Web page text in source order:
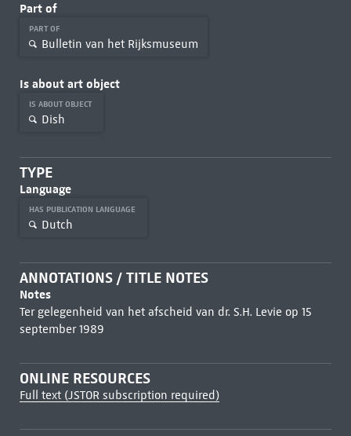
Part of
PART OF
Bulletin van het Rijksmuseum
Is about art object
IS ABOUT OBJECT
Dish
TYPE
Language
HAS PUBLICATION LANGUAGE
Dutch
ANNOTATIONS / TITLE NOTES
Notes
Ter gelegenheid van het afscheid van dr. S.H. Levie op 15
september 1989
ONLINE RESOURCES
Full text (JSTOR subscription required)